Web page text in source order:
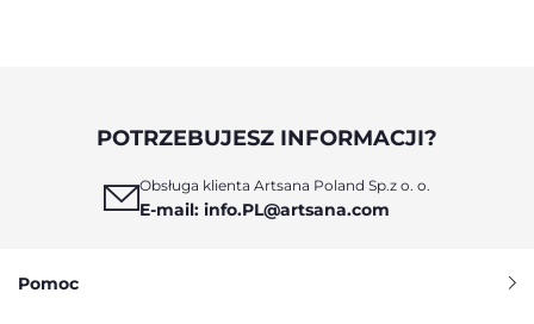
POTRZEBUJESZ INFORMACJI?
Obsługa klienta Artsana Poland Sp.z o. o.
E-mail: info.PL@artsana.com
Pomoc